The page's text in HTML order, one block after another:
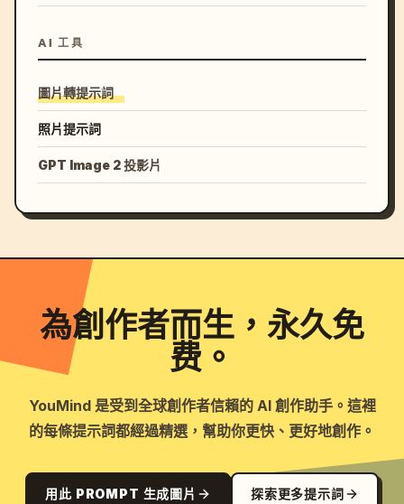
AI 工具
圖片轉提示詞
照片提示詞
GPT Image 2 投影片
為創作者而生，永久免
费。
YouMind 是受到全球創作者信賴的 AI 創作助手。這裡
的每條提示詞都經過精選，幫助你更快、更好地創作。
用此 PROMPT 生成圖片 探索更多提示詞